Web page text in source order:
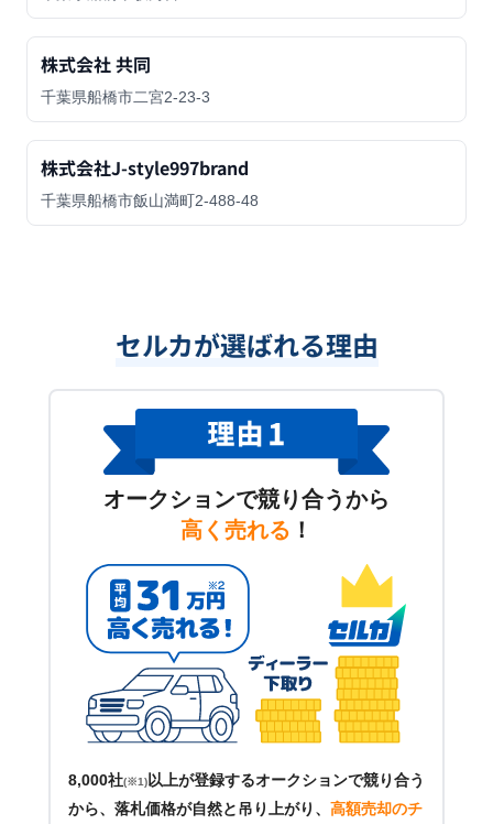
株式会社 共同
千葉県船橋市二宮2-23-3
株式会社J-style997brand
千葉県船橋市飯山満町2-488-48
セルカが選ばれる理由
オークションで競り合うから
高く売れる ！
8,000社(※1) 以上が登録するオークションで競り合う
から、落札価格が自然と吊り上がり、 高額売却のチ